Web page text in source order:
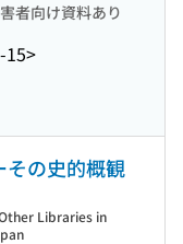
者向け資料あり
15>
その史的概観
Libraries in